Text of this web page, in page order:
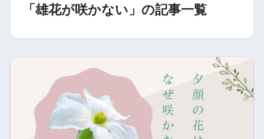
「雄花が咲かない」の記事一覧